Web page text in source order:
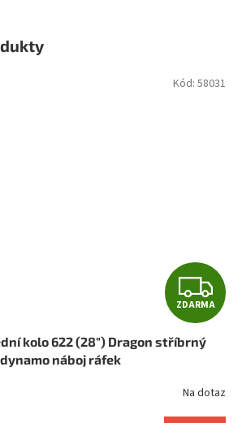
Z
D
R
ZDARMA
kolo 622 (28") Dragon stříbrný
dynamo náboj ráfek
Na dotaz
Kód: 58031